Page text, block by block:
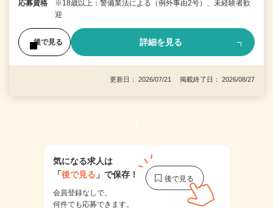
応募資格
※18歳以上：警備業法による（例外事由2号）、未経験者歓
迎
後で見る 詳細を見る
更新日： 2026/07/21 掲載終了日： 2026/08/27
1
気になる求人は
「後で見る 」で保存！
会員登録なしで、
何件でも応募できます。